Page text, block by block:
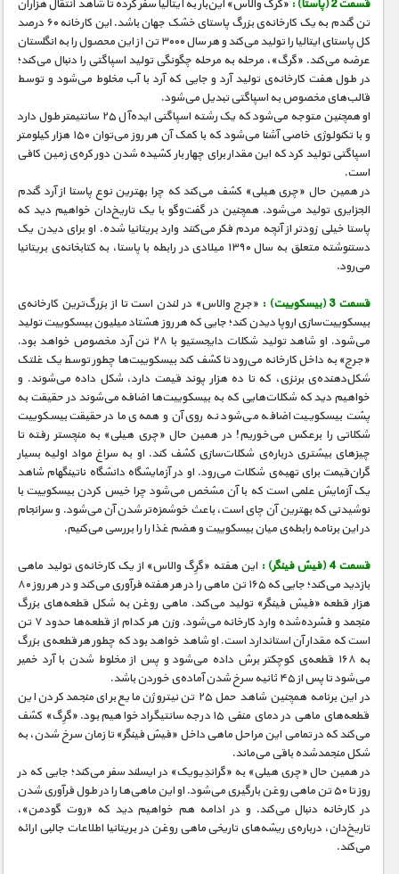
قسمت 2 (پاستا) :
«گرگ والاس» این‌بار به ایتالیا سفر کرده تا شاهد انتقال هزاران
تن گندم به یک کارخانه‌‌ی بزرگ پاستای خشک جهان باشد. این کارخانه ۶۰ درصد
کل پاستای ایتالیا را تولید می‌کند و هر سال ۳۰۰۰ تن از این محصول را به انگلستان
عرضه می‌کند. «گرگ»، مرحله به مرحله چگونگی تولید اسپاگتی را دنبال می‌کند؛
در طول هفت کارخانه‌ی تولید آرد و جایی که آرد با آب مخلوط می‌شود و توسط
قالب‌های مخصوص به اسپاگتی تبدیل می‌شود.
او همچنین متوجه می‌شود که یک رشته اسپاگتی ایده‌آل ۲۵ سانتیمتر طول دارد
و با تکنولوژی خاصی آشنا می‌شود که با کمک آن هر روز می‌توان ۱۵۰ هزار کیلومتر
اسپاگتی تولید کرد که این مقدار برای چهار بار کشیده شدن دور کره‌ی زمین کافی
است.
در همین حال «چری هیلی» کشف می‌کند که چرا بهترین نوع پاستا از آرد گندم
الجزایری تولید می‌شود. همچنین در گفت‌وگو با یک تاریخ‌دان خواهیم دید که
پاستا خیلی زودتر از آنچه مردم فکر می‌کنند وارد بریتانیا شده. او برای دیدن یک
دستنوشته متعلق به سال ۱۳۹۰ میلادی در رابطه با پاستا، به کتابخانه‌ی بریتانیا
می‌رود.
قسمت 3 (بیسکوییت) :
«جرج والاس» در لندن است تا از بزرگ‌ترین کارخانه‌ی
بیسکوییت‌سازی اروپا دیدن کند؛ جایی که هر روز هشتاد میلیون بیسکوییت تولید
می‌شود. او شاهد تولید شکلات دایجستیو با ۲۸ تن آرد مخصوص خواهد بود.
«جرج» به داخل کارخانه می‌رود تا کشف کند بیسکوییت‌ها چطور توسط یک غلتک
شکل‌دهنده‌ی برنزی، که تا ده هزار پوند قیمت دارد، شکل داده می‌شوند. و
خواهیم دید که شکلات‌هایی که به بیسکوییت‌ها اضافه می‌شوند در حقیقت به
پشت بیسکوییت اضافه می‌شود نه روی آن و همه‌ی ما در حقیقت بیسکوییت
شکلاتی را برعکس می‌خوریم! در همین حال «چری هیلی» به منچستر رفته تا
چیزهای بیشتری درباره‌ی شکلات‌سازی کشف کند. او به سراغ مواد اولیه بسیار
گران‌قیمت برای تهیه‌ی شکلات می‌رود. او در آزمایشگاه دانشگاه ناتینگهام شاهد
یک آزمایش علمی است که با آن مشخص می‌شود چرا خیس کردن بیسکوییت با
نوشیدنی که بهترین آن چای است، باعث خوشمزه‌تر شدن آن می‌شود. و سرانجام
در این برنامه رابطه‌ی میان بیسکوییت و هضم غذا را را بررسی می‌کنیم.
قسمت 4 (فیش فینگر) :
این هفته «گرِگ والاس» از یک کارخانه‌ی تولید ماهی
بازدید می‌کند؛ جایی که ۱۶۵ تن ماهی را در هر هفته فرآوری می‌کند و در هر روز ۸۰
هزار قطعه «فیش فینگر» تولید می‌کند. ماهی روغن به شکل قطعه‌های بزرگ
منجمد و فشرده‌شده وارد کارخانه می‌شود. وزن هر کدام از قطعه‌ها حدود ۷ تن
است که مقدار آن استاندارد است. او شاهد خواهد بود که چطور هر قطعه‌ی بزرگ
به ۱۶۸ قطعه‌ی کوچکتر برش داده می‌شود و پس از مخلوط شدن با آرد خمیر
می‌شود تا پس از ۴۵ ثانیه سرخ شدن آماده‌ی خوردن باشد.
در این برنامه همچنین شاهد حمل ۲۵ تن نیتروژن مایع برای منجمد کردن این
قطعه‌های ماهی در دمای منفی ۱۵ درجه سانتیگراد خواهیم بود. «گرِگ» کشف
می‌کند که در تمامی این مراحل ماهی داخل «فیش فینگر» تا زمان سرخ شدن، به
شکل منجمدشده باقی می‌ماند.
در همین حال «چری هیلی» به «گراندِیویک» در ایسلند سفر می‌کند؛ جایی که در
روز تا ۵۰ تن ماهی روغن بارگیری می‌شود. او این ماهی‌ها را در طول فرآوری شدن
در کارخانه دنبال می‌کند. و در ادامه هم خواهیم دید که «روت گودمن»،
تاریخ‌دان، درباره‌ی ریشه‌های تاریخی ماهی روغن در بریتانیا اطلاعات جالبی ارائه
می‌کند.